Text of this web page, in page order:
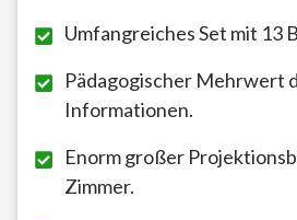
Umfangreiches Set mit 13
Pädagogischer Mehrwert
Informationen.
Enorm großer
Zimmer.